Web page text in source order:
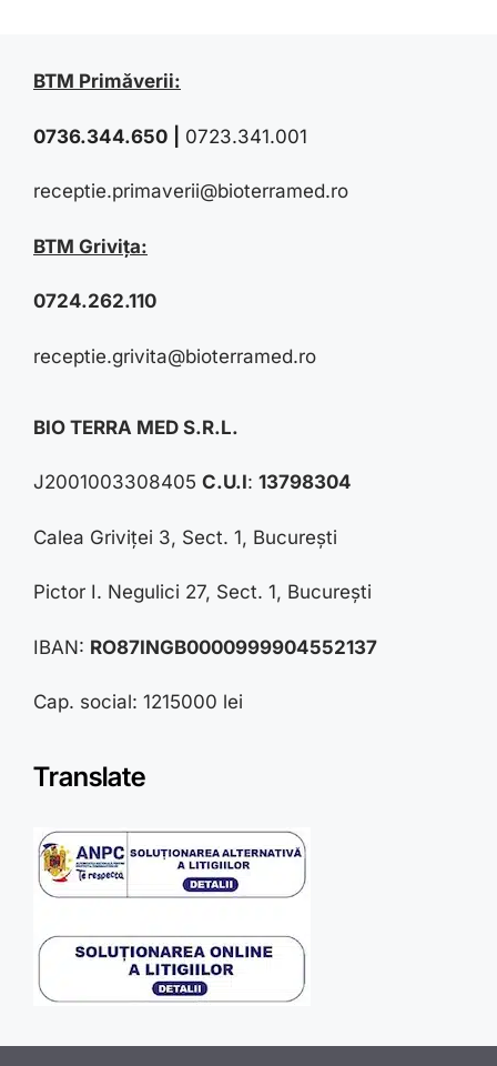
BTM Primăverii:
0736.344.650 0723.341.001
receptie.primaverii@bioterramed.ro
BTM Grivița:
0724.262.110
receptie.grivita@bioterramed.ro
BIO TERRA MED S.R.L.
J2001003308405 C.U.I: 13798304
Calea Griviței 3, Sect. 1, București
Pictor I. Negulici 27, Sect. 1, București
IBAN: RO87INGB0000999904552137
Cap. social: 1215000 lei
Translate